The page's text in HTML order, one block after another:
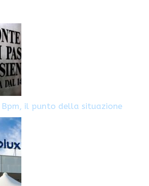
Bpm, il punto della situazione